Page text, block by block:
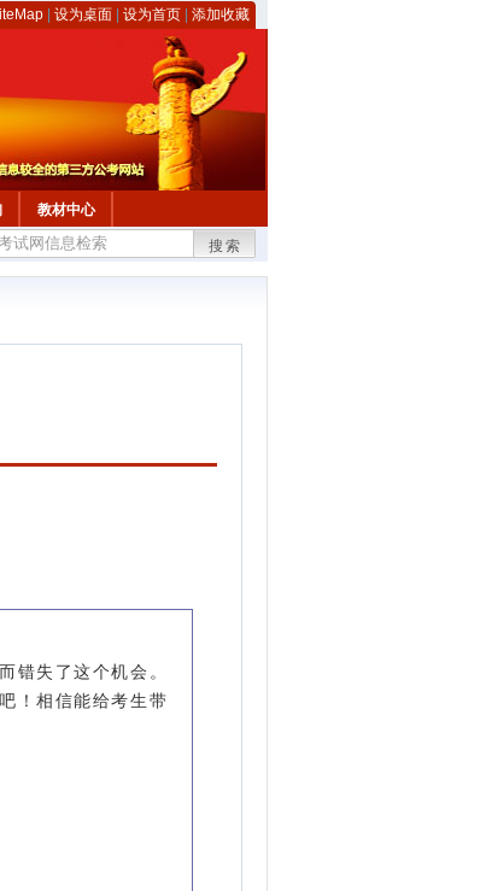
设为桌面 设为首页 添加收藏
教材中心
搜索
错失了这个机会。
！相信能给考生带